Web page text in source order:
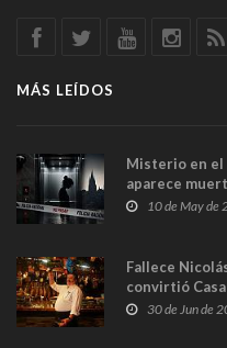
MÁS LEÍDOS
Misterio en el
aparece
y las cámaras
10 de May de
Fallece
convirtió
en Madrid
30 de Jun de